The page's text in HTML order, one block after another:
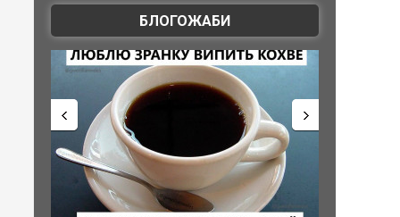
БЛОГОЖАБИ